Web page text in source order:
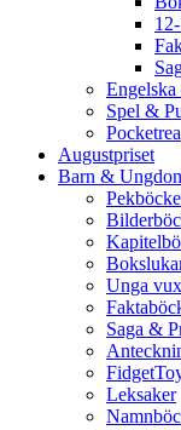
Engelska
Spel &
Pocketrea
Augustpriset
Barn &
Unga
Saga &
Leksaker